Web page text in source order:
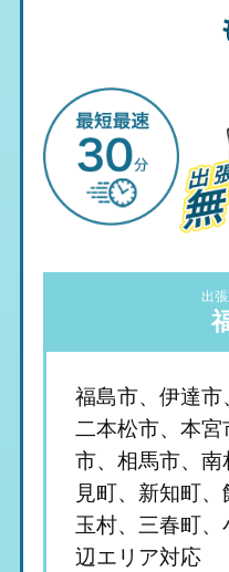
出
福島市、伊達市
二本松市、本
市、相馬市、
見町、新知町
玉村、三春町
辺エリア対応